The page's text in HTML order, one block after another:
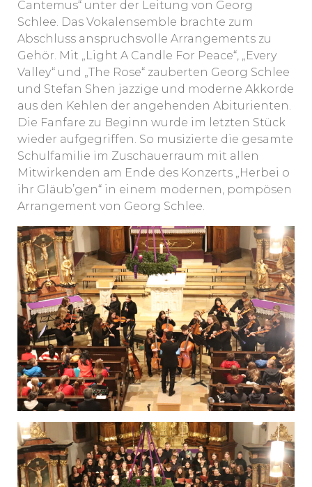
Cantemus“ unter der Leitung von Georg
Schlee. Das Vokalensemble brachte zum
Abschluss anspruchsvolle Arrangements zu
Gehör. Mit „Light A Candle For Peace“, „Every
Valley“ und „The Rose“ zauberten Georg Schlee
und Stefan Shen jazzige und moderne Akkorde
aus den Kehlen der angehenden Abiturienten.
Die Fanfare zu Beginn wurde im letzten Stück
wieder aufgegriffen. So musizierte die gesamte
Schulfamilie im Zuschauerraum mit allen
Mitwirkenden am Ende des Konzerts „Herbei o
ihr Gläub’gen“ in einem modernen, pompösen
Arrangement von Georg Schlee.